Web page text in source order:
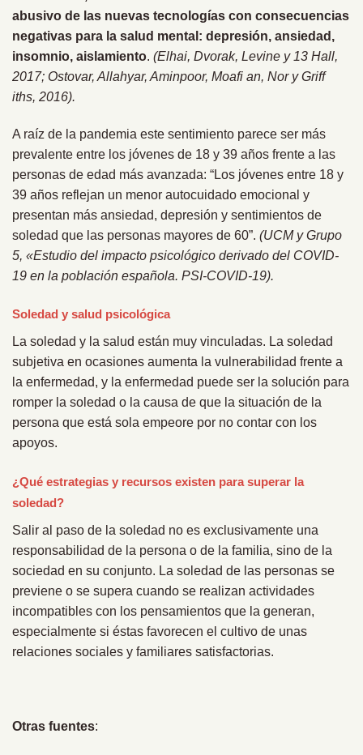
abusivo de las nuevas tecnologías con consecuencias
negativas para la salud mental: depresión, ansiedad,
insomnio, aislamiento. (Elhai, Dvorak, Levine y 13 Hall,
2017; Ostovar, Allahyar, Aminpoor, Moafi an, Nor y Griff
iths, 2016).
A raíz de la pandemia este sentimiento parece ser más
prevalente entre los jóvenes de 18 y 39 años frente a las
personas de edad más avanzada: “Los jóvenes entre 18 y
39 años reflejan un menor autocuidado emocional y
presentan más ansiedad, depresión y sentimientos de
soledad que las personas mayores de 60”. (UCM y Grupo
5, «Estudio del impacto psicológico derivado del COVID-
19 en la población española. PSI-COVID-19).
Soledad y salud psicológica
La soledad y la salud están muy vinculadas. La soledad
subjetiva en ocasiones aumenta la vulnerabilidad frente a
la enfermedad, y la enfermedad puede ser la solución para
romper la soledad o la causa de que la situación de la
persona que está sola empeore por no contar con los
apoyos.
¿Qué estrategias y recursos existen para superar la
soledad?
Salir al paso de la soledad no es exclusivamente una
responsabilidad de la persona o de la familia, sino de la
sociedad en su conjunto. La soledad de las personas se
previene o se supera cuando se realizan actividades
incompatibles con los pensamientos que la generan,
especialmente si éstas favorecen el cultivo de unas
relaciones sociales y familiares satisfactorias.
Otras fuentes: